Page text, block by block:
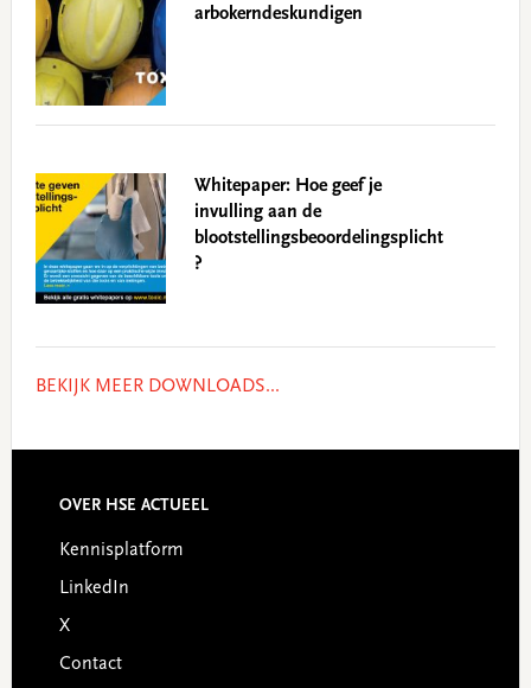
arbokerndeskundigen
Whitepaper: Hoe geef je
invulling aan de
blootstellingsbeoordelingsplicht
?
BEKIJK MEER DOWNLOADS...
Footer
OVER HSE ACTUEEL
Kennisplatform
LinkedIn
X
Contact